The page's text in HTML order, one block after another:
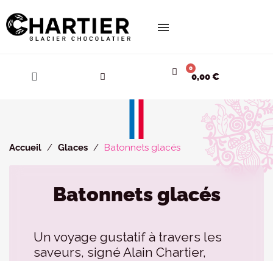
0,00 €
Accueil Glaces Batonnets glacés
Batonnets glacés
Un voyage gustatif à travers les
saveurs, signé Alain Chartier,